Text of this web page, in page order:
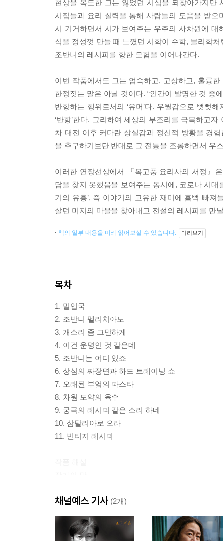
현상을 목도한 그는 잃었던 시심을 되찾아가지만
시집들과 요리 실력을 통해 사람들의 도움을 받
시 기거하면서 시가 보여주는 우주의 사차원에
식을 정성껏 만들 때 느꼈던 시학이 수학, 물리학
조반니의 레시피를 향한 모험을 이어나간다.
이번 작품에서도 그는 엄숙하고, 고상하고, 훌륭한
한정짓는 말은 아닐 것이다. “인간이 발명한 것 중
반항하는 행위로서의 ‘유머’다. 우월감으로 뻣뻣
‘반항’한다. 그리하여 세상의 부조리를 극복하고
차 대전 이후 커다란 상실감과 정신적 방황을 경
을 추구하기보단 반대로 그 전통을 조롱하면서 우
이러한 연장선상에서 『복고풍 요리사의 서정』
답을 찾지 못했음을 보여주는 동시에, 코로나 시
기의 유흥’, 즉 이야기의 고유한 재미에 흠뻑 빠
살던 미지의 마을을 찾아내고 전설의 레시피를 만
책의 일부 내용을 미리 읽어보실 수 있습니다. 미리보기
목차
1. 밀입국
2. 조반니 펠리치아노
3. 개소리 좀 그만하게
4. 이건 운명인 것 같은데
5. 조반니는 어디 있죠
6. 상심의 짜장면과 하드 트레이닝 쇼
7. 오래된 부엌의 파스타
8. 차원 도약의 육수
9. 궁극의 레시피 같은 소리 하네
10. 삼탈리아로 오라
11. 빈티지 레시피
작가의 말
채널예스 기사 (2개)